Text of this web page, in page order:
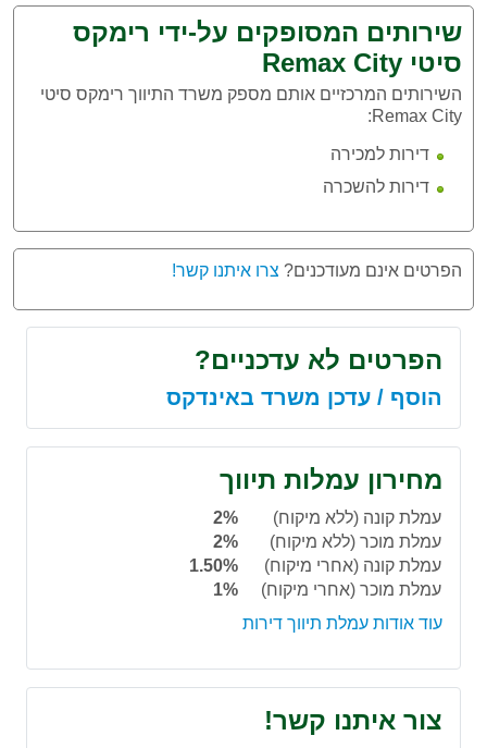
שירותים המסופקים על-ידי רימקס
סיטי Remax City
השירותים המרכזיים אותם מספק משרד התיווך רימקס סיטי
Remax City:
דירות למכירה
דירות להשכרה
הפרטים אינם מעודכנים? צרו איתנו קשר!
הפרטים לא עדכניים?
הוסף / עדכן משרד באינדקס
מחירון עמלות תיווך
עמלת קונה (ללא מיקוח)
2%
עמלת מוכר (ללא מיקוח)
2%
עמלת קונה (אחרי מיקוח)
1.50%
עמלת מוכר (אחרי מיקוח)
1%
עוד אודות עמלת תיווך דירות
צור איתנו קשר!